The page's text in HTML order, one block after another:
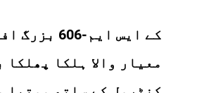
کے ایس
معیار والا ہلکا